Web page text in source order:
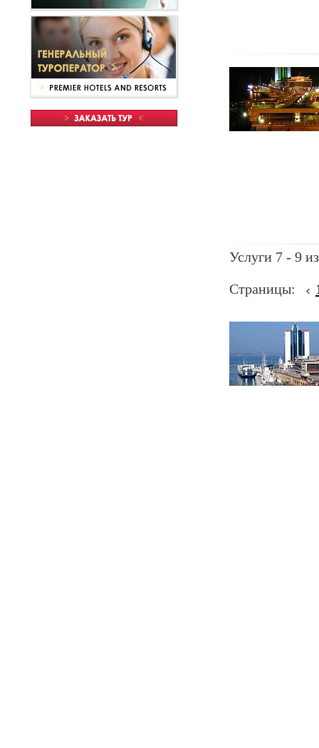
Услуги 7 - 9
Страницы: